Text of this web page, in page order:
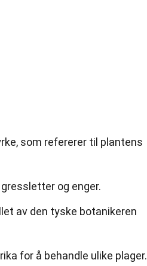
som refererer til plantens
og enger.
av den tyske botanikeren
for å behandle ulike plager.